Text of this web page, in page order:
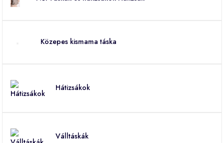
Közepes kismama táska
Hátizsákok
Válltáskák